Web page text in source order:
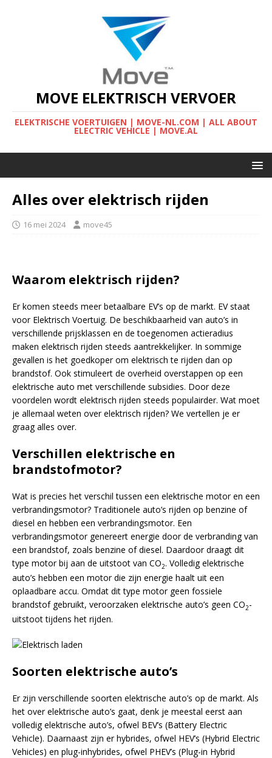
MOVE ELEKTRISCH VERVOER
ELEKTRISCHE VOERTUIGEN | MOVE-NL.COM | ALL ABOUT
ELECTRIC VEHICLE | MOVE.AL
Alles over elektrisch rijden
16 mei 2024 move45
Waarom elektrisch rijden?
Er komen steeds meer betaalbare EV’s op de markt. EV staat
voor Elektrisch Voertuig. De beschikbaarheid van auto’s in
verschillende prijsklassen en de toegenomen actieradius
maken elektrisch rijden steeds aantrekkelijker. In sommige
gevallen is het goedkoper om elektrisch te rijden dan op
brandstof. Ook stimuleert de overheid overstappen op een
elektrische auto met verschillende subsidies. Door deze
voordelen wordt elektrisch rijden steeds populairder. Wat moet
je allemaal weten over elektrisch rijden? We vertellen je er
graag alles over.
Verschillen elektrische en
brandstofmotor?
Wat is precies het verschil tussen een elektrische motor en een
verbrandingsmotor? Traditionele auto’s rijden op benzine of
diesel en hebben een verbrandingsmotor. Een
verbrandingsmotor genereert energie door de verbranding van
een brandstof, zoals benzine of diesel. Daardoor draagt dit
type motor bij aan de uitstoot van CO2. Volledig elektrische
auto’s hebben een motor die zijn energie haalt uit een
oplaadbare accu. Omdat dit type motor geen fossiele
brandstof gebruikt, veroorzaken elektrische auto’s geen CO2-
uitstoot tijdens het rijden.
Soorten elektrische auto’s
Er zijn verschillende soorten elektrische auto’s op de markt. Als
het over elektrische auto’s gaat, denk je meestal eerst aan
volledig elektrische auto’s, ofwel BEV’s (Battery Electric
Vehicle). Daarnaast zijn er hybrides, ofwel HEV’s (Hybrid Electric
Vehicles) en plug-inhybrides, ofwel PHEV’s (Plug-in Hybrid